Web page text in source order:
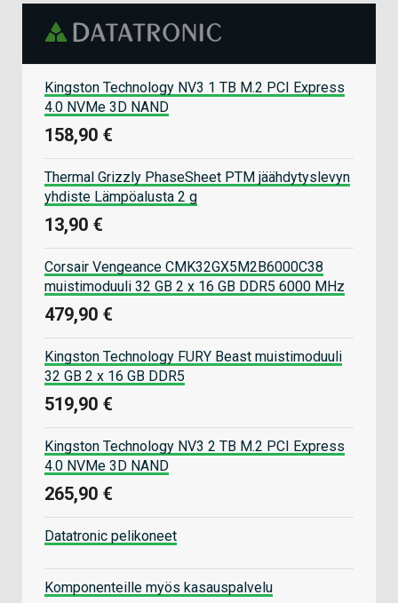
Kingston Technology NV3 1 TB M.2 PCI Express
4.0 NVMe 3D NAND
158,90 €
Thermal Grizzly PhaseSheet PTM jäähdytyslevyn
yhdiste Lämpöalusta 2 g
13,90 €
Corsair Vengeance CMK32GX5M2B6000C38
muistimoduuli 32 GB 2 x 16 GB DDR5 6000 MHz
479,90 €
Kingston Technology FURY Beast muistimoduuli
32 GB 2 x 16 GB DDR5
519,90 €
Kingston Technology NV3 2 TB M.2 PCI Express
4.0 NVMe 3D NAND
265,90 €
Datatronic pelikoneet
Komponenteille myös kasauspalvelu